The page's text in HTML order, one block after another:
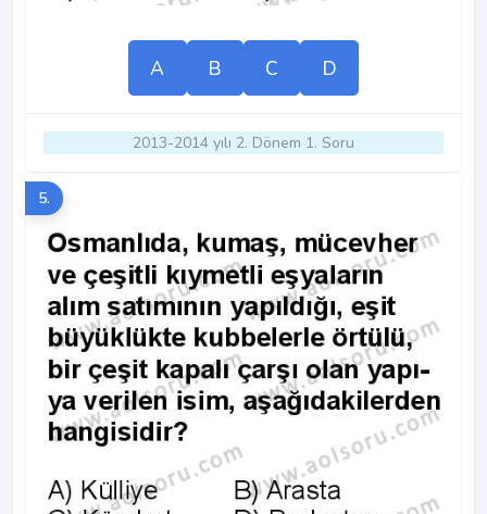
A B C D
2013-2014 yılı 2. Dönem 1. Soru
5.